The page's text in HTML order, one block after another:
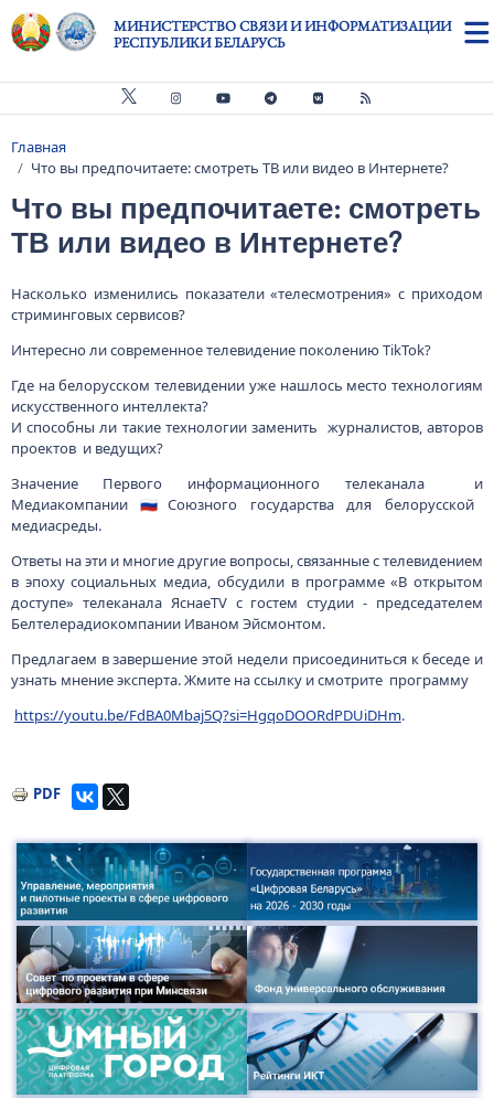
Перейти к основному содержанию
МИНИСТЕРСТВО СВЯЗИ И ИНФОРМАТИЗАЦИИ
РЕСПУБЛИКИ БЕЛАРУСЬ
Строка навигации
Главная
Что вы предпочитаете: смотреть ТВ или видео в Интернете?
Что вы предпочитаете: смотреть
ТВ или видео в Интернете?
Насколько изменились показатели «телесмотрения» с приходом
стриминговых сервисов?
Интересно ли современное телевидение поколению TikTok?
Где на белорусском телевидении уже нашлось место технологиям
искусственного интеллекта?
И способны ли такие технологии заменить журналистов, авторов
проектов и ведущих?
Значение Первого информационного телеканала и
Медиакомпании 🇷🇺Союзного государства для белорусской
медиасреды.
Ответы на эти и многие другие вопросы, связанные с телевидением
в эпоху социальных медиа, обсудили в программе «В открытом
доступе» телеканала ЯснаеTV с гостем студии - председателем
Белтелерадиокомпании Иваном Эйсмонтом.
Предлагаем в завершение этой недели присоединиться к беседе и
узнать мнение эксперта. Жмите на ссылку и смотрите программу
https://youtu.be/FdBA0Mbaj5Q?si=HgqoDOORdPDUiDHm.
PDF